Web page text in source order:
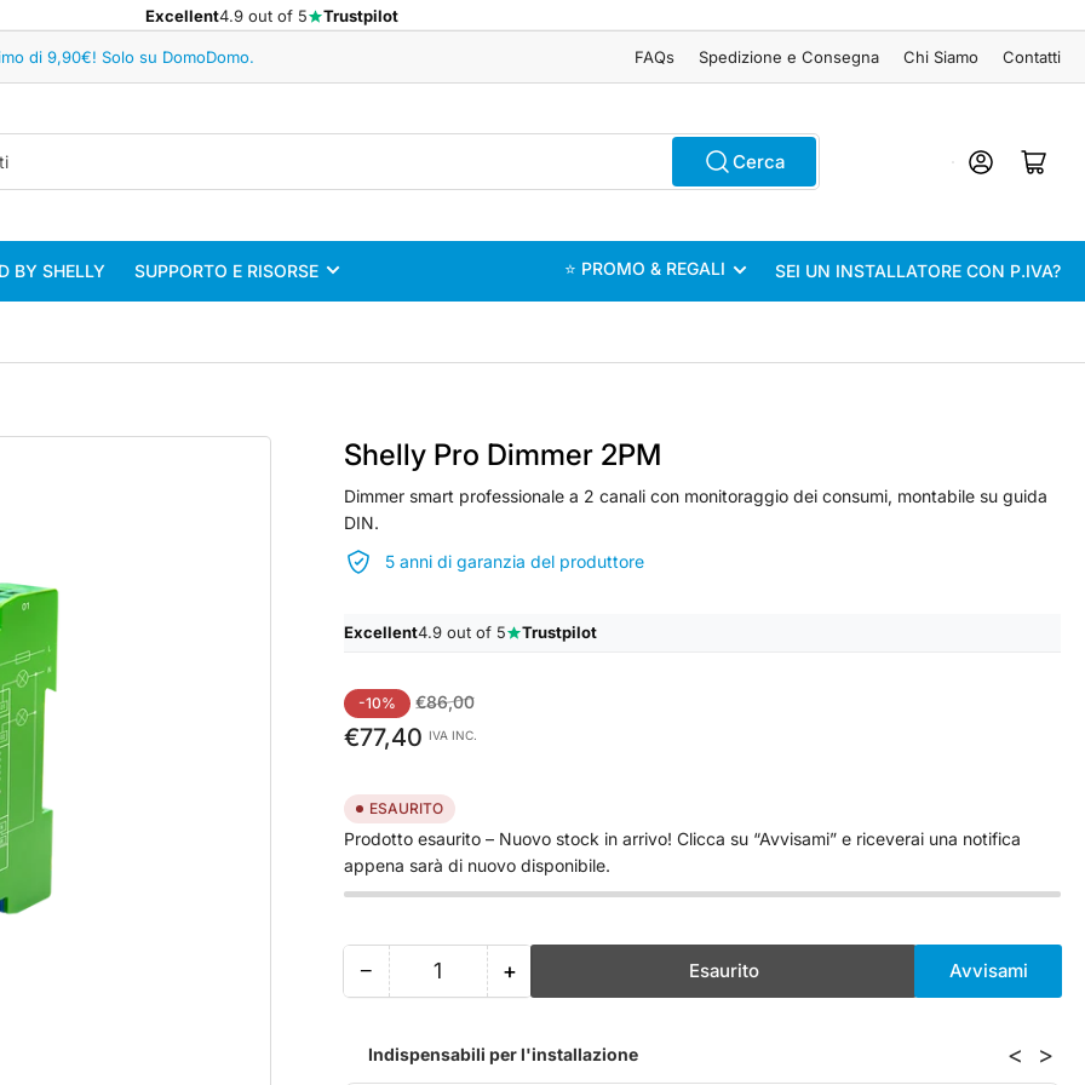
Excellent4.9 out of 5 Trustpilot
di 9,90€! Solo su DomoDomo. FAQs Spedizione e Consegna Chi Siamo Contatti
Cerca AccediApri il mini
BY SHELLY SUPPORTO E RISORSE ⭐ PROMO & REGALI SEI UN INSTALLATORE CON P.IVA?
Shelly Pro Dimmer 2PM
Dimmer smart professionale a 2 canali con monitoraggio dei consumi, montabile su guida
DIN.
5 anni di garanzia del produttore
Excellent4.9 out of 5 Trustpilot
Prezzo
standard
-10% €86,00Prezzo
€77,40 IVA INC.
ESAURITO
Prodotto esaurito – Nuovo stock in arrivo! Clicca su “Avvisami” e riceverai una notifica
appena sarà di nuovo disponibile.
− Riduci
Shelly
Quantità +Aumenta
Shelly
Esaurito Avvisami
Indispensabili per l'installazione < >